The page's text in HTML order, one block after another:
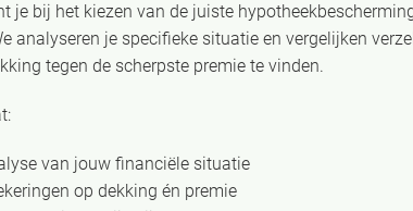
je bij het kiezen van de juiste
analyseren je specifieke situatie en vergelijken
tegen de scherpste premie te vinden.
van jouw financiële situatie
op dekking én premie